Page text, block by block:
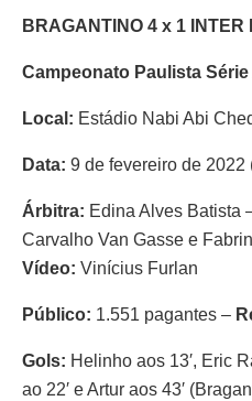
BRAGANTINO 4 x 1 INTER
Campeonato Paulista Série
Local: Estádio Nabi Abi
Data: 9 de fevereiro de 2022
Árbitra: Edina Alves Batista
Carvalho Van Gasse e
Vídeo: Vinícius Furlan
Público: 1.551 pagantes –
Gols: Helinho aos 13′, Eric
ao 22′ e Artur aos 43′